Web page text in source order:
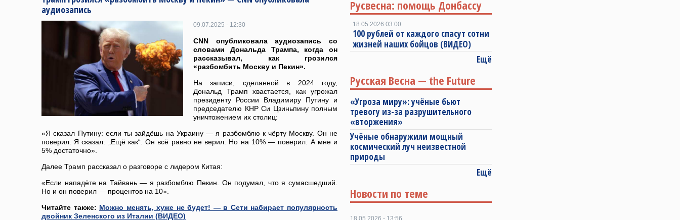
аудиозапись
09.07.2025 - 12:30
CNN опубликовала аудиозапись со
словами Дональда Трампа, когда он
рассказывал, как грозился
«разбомбить Москву и Пекин».
На записи, сделанной в 2024 году,
Дональд Трамп хвастается, как угрожал
президенту России Владимиру Путину и
председателю КНР Си Цзиньпину полным
уничтожением их столиц:
«Я сказал Путину: если ты зайдёшь на Украину — я разбомблю к чёрту Москву. Он не
поверил. Я сказал: „Ещё как“. Он всё равно не верил. Но на 10% — поверил. А мне и
5% достаточно».
Далее Трамп рассказал о разговоре с лидером Китая:
«Если нападёте на Тайвань — я разбомблю Пекин. Он подумал, что я сумасшедший.
Но и он поверил — процентов на 10».
Читайте также: Можно менять, хуже не будет! — в Сети набирает популярность
двойник Зеленского из Италии (ВИДЕО)
Русвесна: помощь Донбассу
18.05.2026 03:00
100 рублей от каждого спасут сотни
жизней наших бойцов (ВИДЕО)
Ещё
Русская Весна — the Future
«Угроза миру»: учёные бьют
тревогу из-за разрушительного
«вторжения»
Учёные обнаружили мощный
космический луч неизвестной
природы
Ещё
Новости по теме
18.05.2026 - 13:56